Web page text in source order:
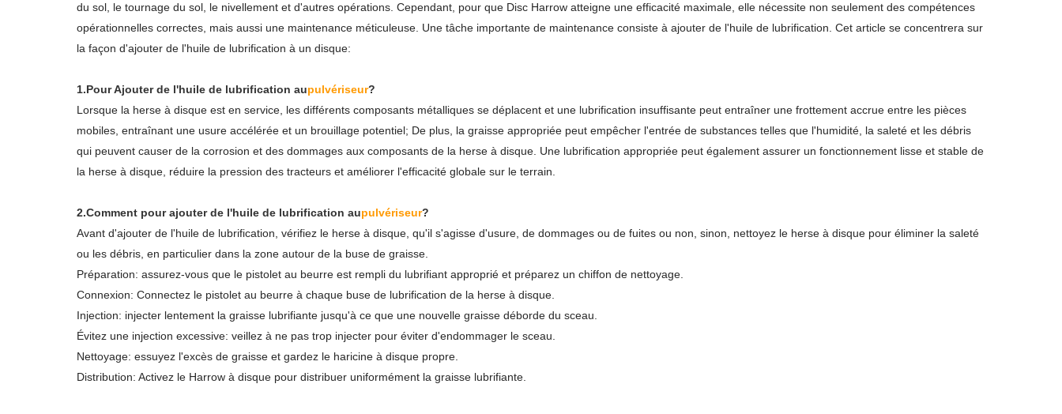
du sol, le tournage du sol, le nivellement et d'autres opérations. Cependant, pour que Disc Harrow atteigne une efficacité maximale, elle nécessite non seulement des compétences
opérationnelles correctes, mais aussi une maintenance méticuleuse. Une tâche importante de maintenance consiste à ajouter de l'huile de lubrification. Cet article se concentrera sur
la façon d'ajouter de l'huile de lubrification à un disque:
1.Pour Ajouter de l'huile de lubrification aupulvériseur?
Lorsque la herse à disque est en service, les différents composants métalliques se déplacent et une lubrification insuffisante peut entraîner une frottement accrue entre les pièces
mobiles, entraînant une usure accélérée et un brouillage potentiel; De plus, la graisse appropriée peut empêcher l'entrée de substances telles que l'humidité, la saleté et les débris
qui peuvent causer de la corrosion et des dommages aux composants de la herse à disque. Une lubrification appropriée peut également assurer un fonctionnement lisse et stable de
la herse à disque, réduire la pression des tracteurs et améliorer l'efficacité globale sur le terrain.
2.Comment pour ajouter de l'huile de lubrification aupulvériseur?
Avant d'ajouter de l'huile de lubrification, vérifiez le herse à disque, qu'il s'agisse d'usure, de dommages ou de fuites ou non, sinon, nettoyez le herse à disque pour éliminer la saleté
ou les débris, en particulier dans la zone autour de la buse de graisse.
Préparation: assurez-vous que le pistolet au beurre est rempli du lubrifiant approprié et préparez un chiffon de nettoyage.
Connexion: Connectez le pistolet au beurre à chaque buse de lubrification de la herse à disque.
Injection: injecter lentement la graisse lubrifiante jusqu'à ce que une nouvelle graisse déborde du sceau.
Évitez une injection excessive: veillez à ne pas trop injecter pour éviter d'endommager le sceau.
Nettoyage: essuyez l'excès de graisse et gardez le haricine à disque propre.
Distribution: Activez le Harrow à disque pour distribuer uniformément la graisse lubrifiante.